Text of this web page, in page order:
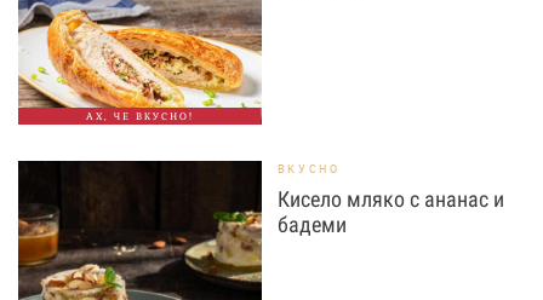
АХ, ЧЕ ВКУСНО!
ВКУСНО
Кисело мляко с ананас и
бадеми